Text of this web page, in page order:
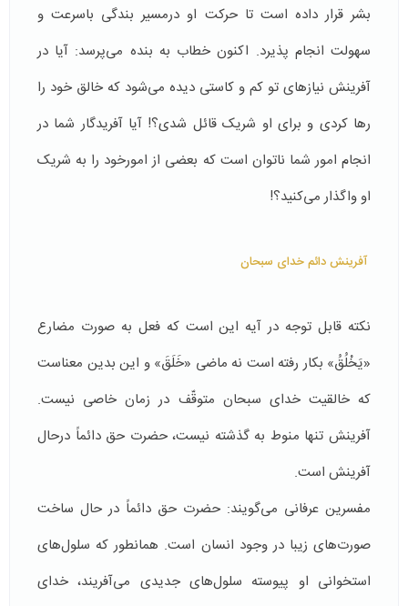
بشر قرار داده است تا حرکت او درمسیر بندگی باسرعت و
سهولت انجام پذیرد. اكنون خطاب به بنده می‌پرسد: آیا در
آفرینش نیازهای تو کم و کاستی دیده می‌شود که خالق خود را
رها کردی و برای او شریک قائل شدی؟! آیا آفریدگار شما در
انجام امور شما ناتوان است که بعضی از امورخود را به شریک
او واگذار می‌کنید؟!
آفرینش دائم خدای سبحان
نکته قابل توجه در آیه این است که فعل به صورت مضارع
«یَخْلُقُ» بکار رفته است نه ماضی «خَلَقَ» و این بدین معناست
که خالقیت خدای سبحان متوقّف در زمان خاصی نیست.
آفرینش تنها منوط به گذشته نیست، حضرت حق دائماً درحال
آفرینش است.
مفسرین عرفانی می‌گویند: حضرت حق دائماً در حال ساخت
صورت‌های زیبا در وجود انسان است. همانطور که سلول‌های
استخوانی او پیوسته سلول‌های جدیدی می‌آفریند، خدای